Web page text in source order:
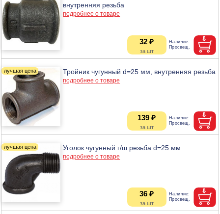
внутренняя резьба
подробнее о товаре
32 ₽
Тройник чугунный d=25 мм, внутренняя резьба
подробнее о товаре
139 ₽
Уголок чугунный г/ш резьба d=25 мм
подробнее о товаре
36 ₽